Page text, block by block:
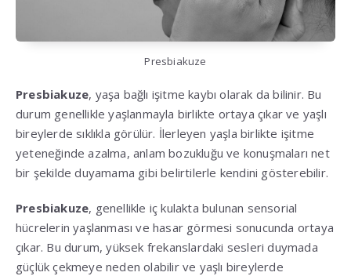
Presbiakuze
Presbiakuze, yaşa bağlı işitme kaybı olarak da bilinir. Bu
durum genellikle yaşlanmayla birlikte ortaya çıkar ve yaşlı
bireylerde sıklıkla görülür. İlerleyen yaşla birlikte işitme
yeteneğinde azalma, anlam bozukluğu ve konuşmaları net
bir şekilde duyamama gibi belirtilerle kendini gösterebilir.
Presbiakuze, genellikle iç kulakta bulunan sensorial
hücrelerin yaşlanması ve hasar görmesi sonucunda ortaya
çıkar. Bu durum, yüksek frekanslardaki sesleri duymada
güçlük çekmeye neden olabilir ve yaşlı bireylerde